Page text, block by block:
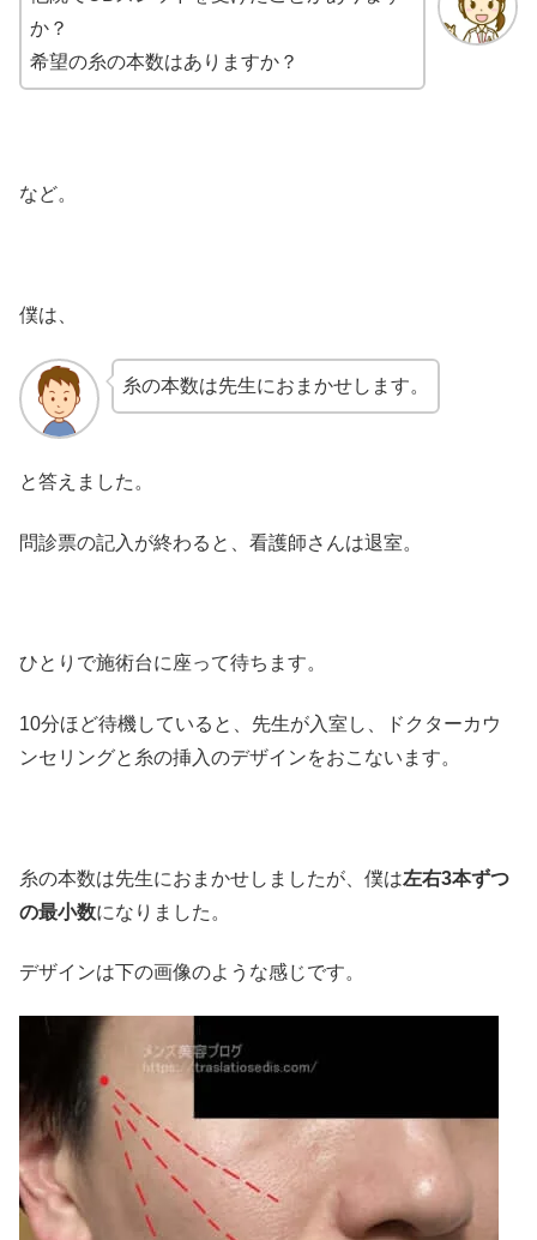
か？
希望の糸の本数はありますか？
など。
僕は、
糸の本数は先生におまかせします。
と答えました。
問診票の記入が終わると、看護師さんは退室。
ひとりで施術台に座って待ちます。
10分ほど待機していると、先生が入室し、ドクターカウ
ンセリングと糸の挿入のデザインをおこないます。
糸の本数は先生におまかせしましたが、僕は左右3本ずつ
の最小数になりました。
デザインは下の画像のような感じです。